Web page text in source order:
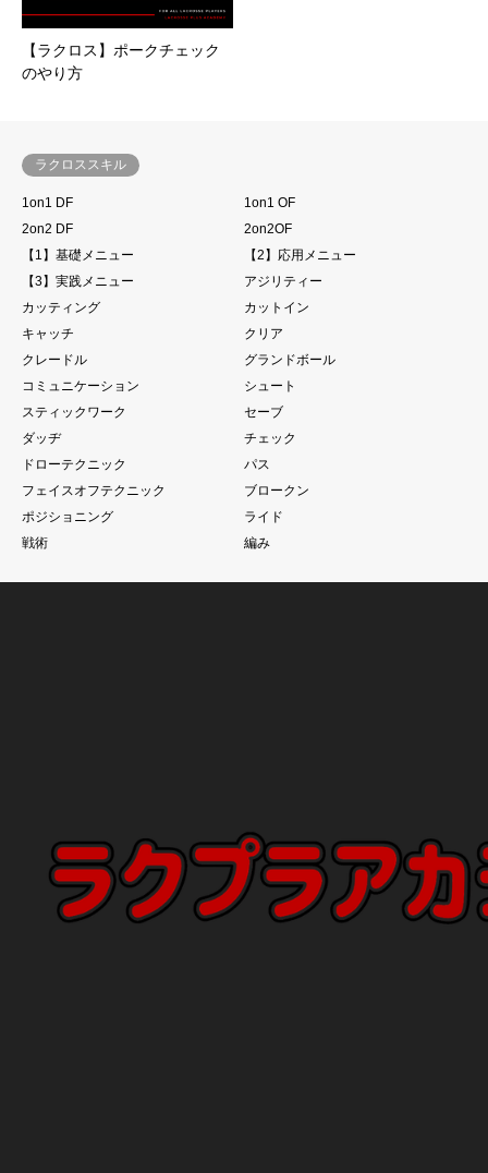
【ラクロス】ポークチェック
のやり方
ラクロススキル
1on1 DF
1on1 OF
2on2 DF
2on2OF
【1】基礎メニュー
【2】応用メニュー
【3】実践メニュー
アジリティー
カッティング
カットイン
キャッチ
クリア
クレードル
グランドボール
コミュニケーション
シュート
スティックワーク
セーブ
ダッヂ
チェック
ドローテクニック
パス
フェイスオフテクニック
ブロークン
ポジショニング
ライド
戦術
編み